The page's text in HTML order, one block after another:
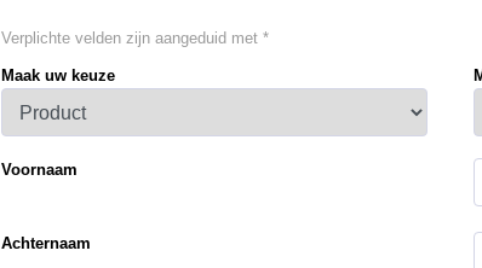
Verplichte velden zijn aangeduid met *
Maak uw keuze
Voornaam
Achternaam